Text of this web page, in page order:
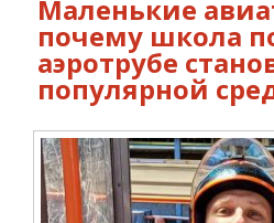
Маленькие
почему школа
аэротрубе
популярной